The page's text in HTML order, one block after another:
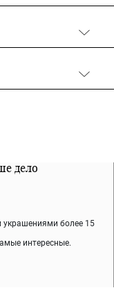
дело
украшениями более 15
интересные.
сплав), которое не
аллергию.
выбирайте те,
курьер.